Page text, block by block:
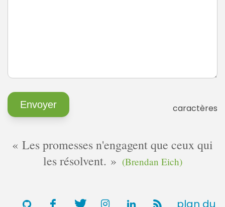
caractères
Les promesses n'engagent que ceux qui
les résolvent.
(Brendan Eich)
plan du